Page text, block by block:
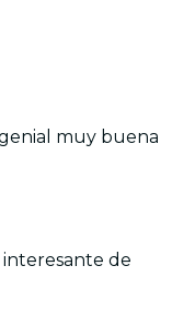
muy buena
interesante de